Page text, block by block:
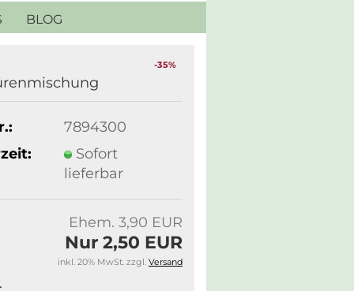
BLOG
-35%
7894300
Sofort
lieferbar
Ehem. 3,90 EUR
Nur 2,50 EUR
inkl. 20% MwSt. zzgl. Versand